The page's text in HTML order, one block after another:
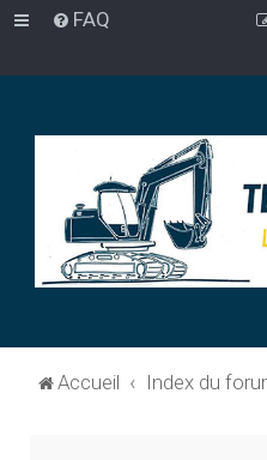
FAQ
Accueil Index du